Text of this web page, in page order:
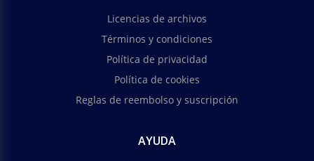
Licencias de archivos
Términos y condiciones
Política de privacidad
Política de cookies
Reglas de reembolso y suscripción
AYUDA